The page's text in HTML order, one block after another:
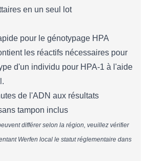
en un seul lot
pour le génotypage HPA
les réactifs nécessaires pour
d'un individu pour HPA-1 à l'aide
de l'ADN aux résultats
tampon inclus
différer selon la région, veuillez vérifier
Werfen local le statut réglementaire dans